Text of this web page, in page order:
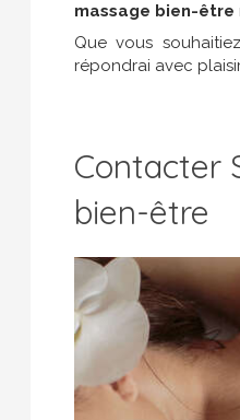
massage bien-être
Que vous
répondrai avec
Contacter
bien-être